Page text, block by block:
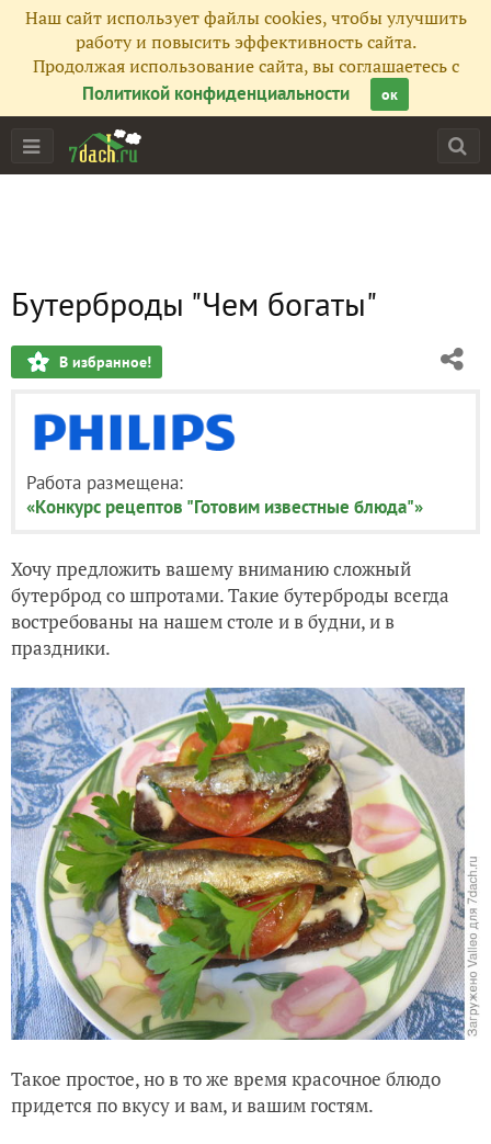
Наш сайт использует файлы cookies, чтобы улучшить
работу и повысить эффективность сайта.
Продолжая использование сайта, вы соглашаетесь с
Политикой конфиденциальности
ок
Бутерброды "Чем богаты"
В избранное!
Работа размещена:
«Конкурс рецептов "Готовим известные блюда"»
Хочу предложить вашему вниманию сложный
бутерброд со шпротами. Такие бутерброды всегда
востребованы на нашем столе и в будни, и в
праздники.
Такое простое, но в то же время красочное блюдо
придется по вкусу и вам, и вашим гостям.